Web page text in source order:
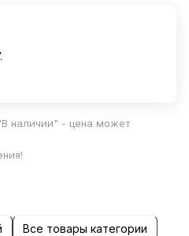
наличии" - цена может
Все товары категории